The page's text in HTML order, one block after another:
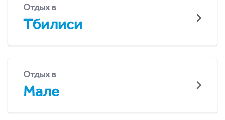
Отдых в
Тбилиси
Отдых в
Мале